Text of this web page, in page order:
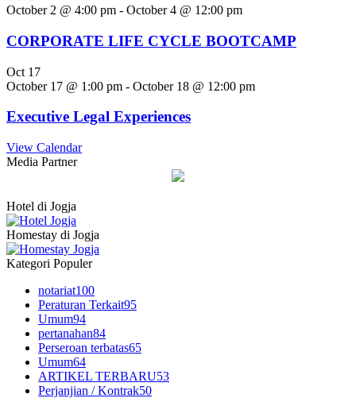
October 2 @ 4:00 pm - October 4 @ 12:00 pm
CORPORATE LIFE CYCLE BOOTCAMP
Oct 17
October 17 @ 1:00 pm - October 18 @ 12:00 pm
Executive Legal Experiences
View Calendar
Media Partner
Hotel di Jogja
Homestay di Jogja
Kategori Populer
notariat100
Peraturan Terkait95
Umum94
pertanahan84
Perseroan terbatas65
Umum64
ARTIKEL TERBARU53
Perjanjian / Kontrak50